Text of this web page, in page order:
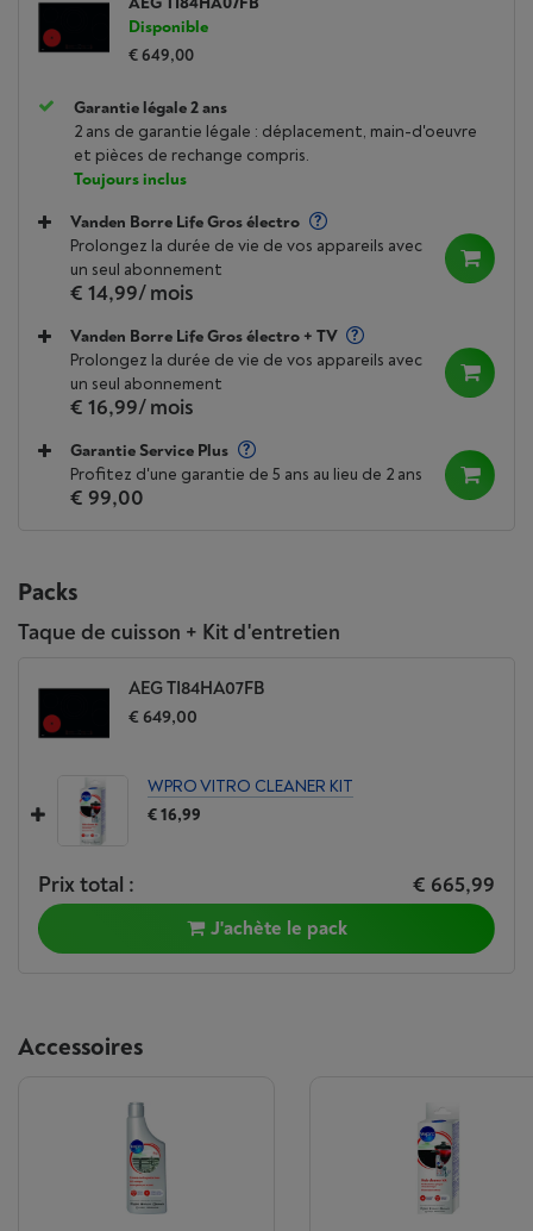
Disponible
€ 649,00
Garantie légale 2 ans
2 ans de garantie légale : déplacement, main-d'oeuvre
et pièces de rechange compris.
Toujours inclus
Vanden Borre Life Gros électro
Prolongez la durée de vie de vos appareils avec
un seul abonnement
€ 14,99/ mois
Vanden Borre Life Gros électro + TV
Prolongez la durée de vie de vos appareils avec
un seul abonnement
€ 16,99/ mois
Garantie Service Plus
Profitez d'une garantie de 5 ans au lieu de 2 ans
€ 99,00
Packs
Taque de cuisson + Kit d'entretien
AEG TI84HA07FB
€ 649,00
WPRO VITRO CLEANER KIT
€ 16,99
Prix total : € 665,99
J'achète le pack
Accessoires